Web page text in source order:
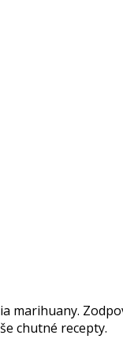
marihuany.
chutné recepty.